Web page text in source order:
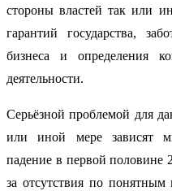
стороны властей так или
гарантий государства,
бизнеса и определения
деятельности.
Серьёзной проблемой для
или иной мере зависят
падение в первой половине
за отсутствия по понятным